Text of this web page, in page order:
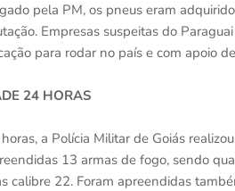
pela PM, os pneus eram
Empresas suspeitas do
para rodar no país e com apoio
24 HORAS
a Polícia Militar de Goiás
13 armas de fogo, sendo
calibre 22. Foram apreendidas